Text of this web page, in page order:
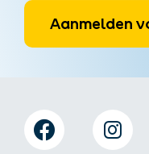
Aanmelden